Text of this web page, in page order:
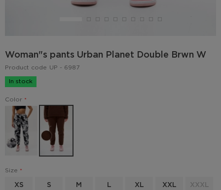
Woman"s pants Urban Planet Double Brwn W
Product code UP - 6987
In stock
Color
Size
XS S M L XL XXL XXXL